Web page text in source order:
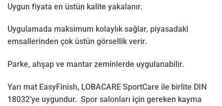
Uygun fiyata en üstün kalite yakalanır.
Uygulamada maksimum kolaylık sağlar, piyasadaki
emsallerinden çok üstün görsellik verir.
Parke, ahşap ve mantar zeminlerde uygulanabilir.
Yarı mat EasyFinish, LOBACARE SportCare ile birlite DIN
18032’ye uygundur. Spor salonları için gereken kayma